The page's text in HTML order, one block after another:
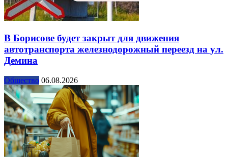
В Борисове будет закрыт для движения
автотранспорта железнодорожный переезд на ул.
Демина
Общество 06.08.2026